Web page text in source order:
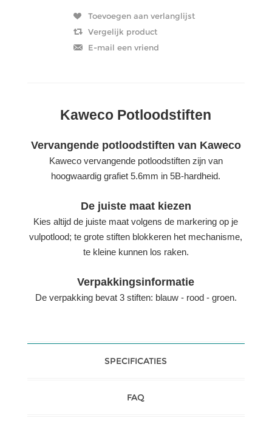
Kaweco Potloodstiften
Vervangende potloodstiften van Kaweco
Kaweco vervangende potloodstiften zijn van
hoogwaardig grafiet 5.6mm in 5B-hardheid.
De juiste maat kiezen
Kies altijd de juiste maat volgens de markering op je
vulpotlood; te grote stiften blokkeren het mechanisme,
te kleine kunnen los raken.
Verpakkingsinformatie
De verpakking bevat 3 stiften: blauw - rood - groen.
SPECIFICATIES
FAQ